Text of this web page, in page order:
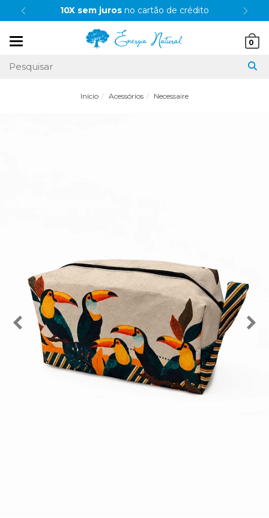
10X sem juros no cartão de crédito
0
Início Acessórios Necessaire